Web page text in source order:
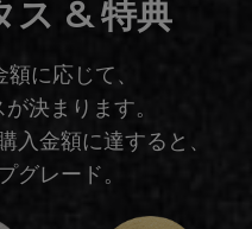
ス & 特典
に応じて、
決まります。
入金額に達すると、
グレード。